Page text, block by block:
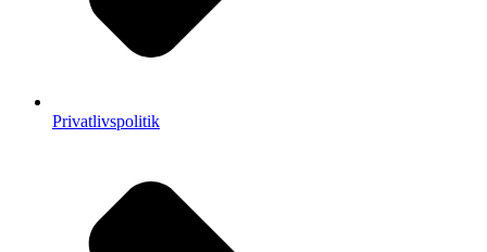
Privatlivspolitik